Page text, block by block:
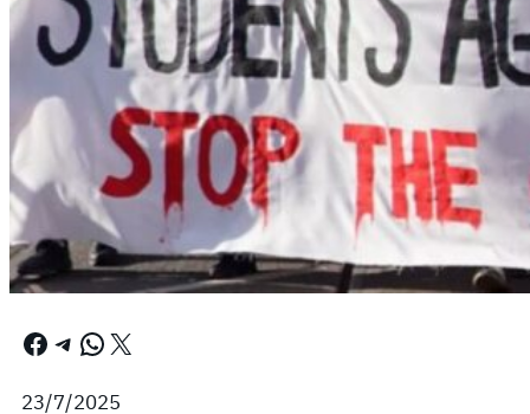
Facebook Telegram WhatsApp X
23/7/2025